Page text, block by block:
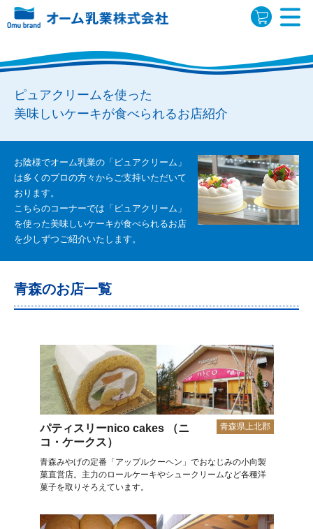
ピュアクリームを使った
美味しいケーキが食べられるお店紹介
お陰様でオーム乳業の「ピュアクリーム」
は多くのプロの方々から ご支持いただいて
おります。
こちらのコーナーでは「ピュアクリーム」
を使った美味しいケーキが食べられるお店
を少しずつご紹介いたします。
青森のお店一覧
パティスリーnico cakes （ニ
コ・ケークス）
青森県上北郡
青森みやげの定番「アップルクーヘン」でおなじみの小向製
菓直営店。主力のロールケーキやシュークリームなど各種洋
菓子を取りそろえています。